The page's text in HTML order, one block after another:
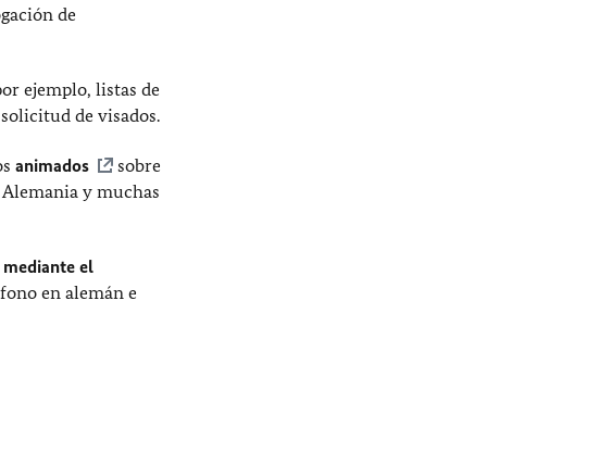
de
ejemplo, listas de
de visados.
animados
sobre
y muchas
mediante el
en alemán e